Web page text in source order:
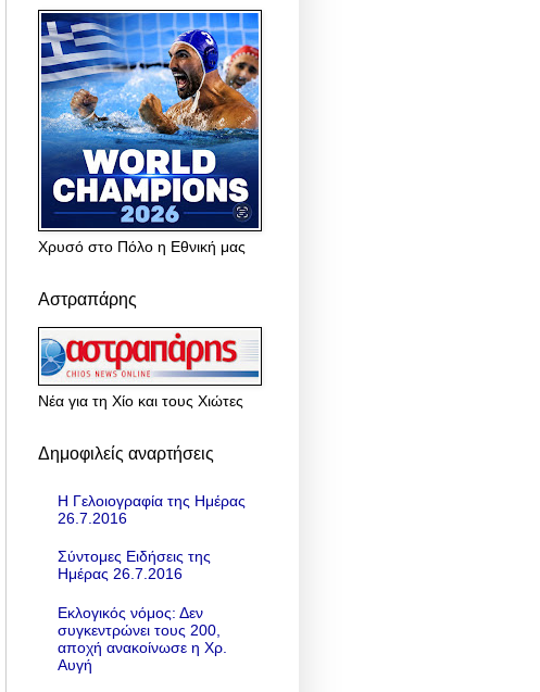
Χρυσό στο Πόλο η Εθνική μας
Αστραπάρης
Νέα για τη Χίο και τους Χιώτες
Δημοφιλείς αναρτήσεις
Η Γελοιογραφία της Ημέρας
26.7.2016
Σύντομες Ειδήσεις της
Ημέρας 26.7.2016
Εκλογικός νόμος: Δεν
συγκεντρώνει τους 200,
αποχή ανακοίνωσε η Χρ.
Αυγή